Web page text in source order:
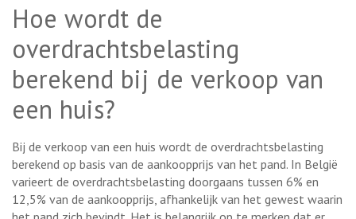
Hoe wordt de
overdrachtsbelasting
berekend bij de verkoop van
een huis?
Bij de verkoop van een huis wordt de overdrachtsbelasting
berekend op basis van de aankoopprijs van het pand. In België
varieert de overdrachtsbelasting doorgaans tussen 6% en
12,5% van de aankoopprijs, afhankelijk van het gewest waarin